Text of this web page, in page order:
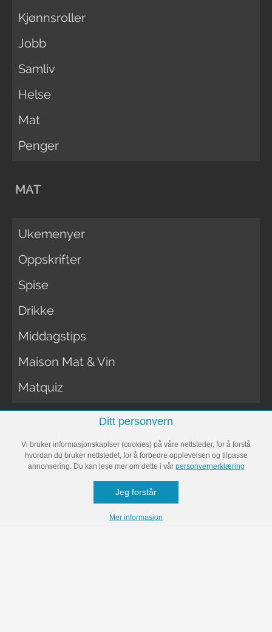
Kjønnsroller
Jobb
Samliv
Helse
Mat
Penger
MAT
Ukemenyer
Oppskrifter
Spise
Drikke
Middagstips
Maison Mat & Vin
Matquiz
Ditt personvern
Vi bruker informasjonskaplser (cookies) på våre nettsteder, for å forstå
hvordan du bruker nettstedet, for å forbedre opplevelsen og tilpasse
annonsering. Du kan lese mer om dette i vår personvernerklæring
Jeg forstår
Mer informasjon